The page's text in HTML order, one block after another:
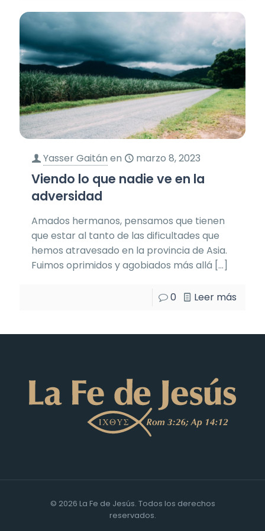
Yasser Gaitán en marzo 8, 2023
Viendo lo que nadie ve en la
adversidad
Amados hermanos, pensamos que tienen
que estar al tanto de las dificultades que
hemos atravesado en la provincia de Asia.
Fuimos oprimidos y agobiados más allá […]
0 Leer más
© 2026 La Fe de Jesús. Todos los derechos
reservados.